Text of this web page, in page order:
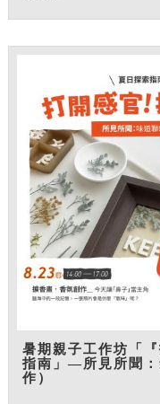
暑期親子工作坊「
指南」—所見所聞：
作）